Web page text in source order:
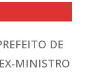
DE
MINISTRO